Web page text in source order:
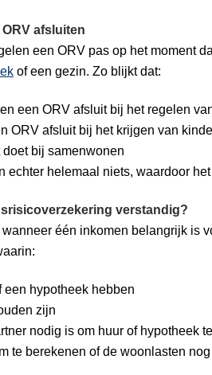
afsluiten
een ORV pas op het moment
of een gezin. Zo blijkt dat:
een ORV afsluit bij het regelen
ORV afsluit bij het krijgen van
bij samenwonen
echter helemaal niets, waardoor
verstandig?
één inkomen belangrijk is
een hypotheek hebben
zijn
nodig is om huur of hypotheek
te berekenen of de woonlasten